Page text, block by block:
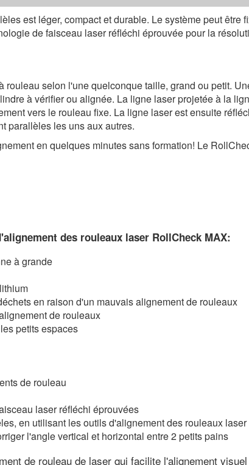
est léger, compact et durable. Le système peut être
de faisceau laser réfléchi éprouvée pour la
selon l'une quelconque taille, grand ou petit.
à vérifier ou alignée. La ligne laser projetée à la
vers le rouleau fixe. La ligne laser est ensuite
parallèles les uns aux autres.
en quelques minutes sans formation! Le
des rouleaux laser RollCheck MAX:
à grande
en raison d'un mauvais alignement de rouleaux
de rouleaux
petits espaces
de rouleau
laser réfléchi éprouvées
en utilisant les outils d'alignement des rouleaux laser
l'angle vertical et horizontal entre 2 petits pains
de rouleau de laser qui facilite l'alignement visuel